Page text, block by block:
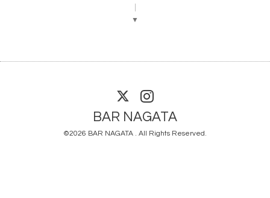
▼
BAR NAGATA
©2026 BAR NAGATA . All Rights Reserved.